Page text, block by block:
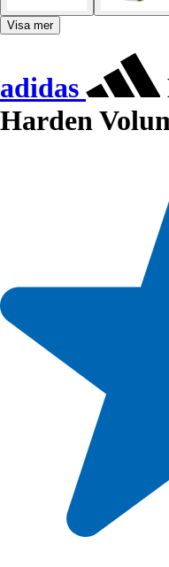
Visa mer
adidas
Harden